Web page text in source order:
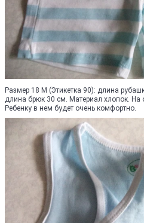
Размер 18 M (Этикетка 90): длина
длина брюк 30 см. Материал хлопок.
Ребенку в нем будет очень комфортно.